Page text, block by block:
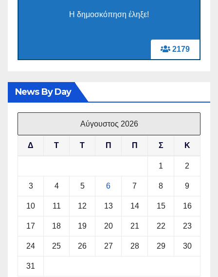
2179
Η δημοσκόπηση έληξε!
News By Day
Αύγουστος 2026
Δ Τ Τ Π Π Σ Κ
1 2
3 4 5 6 7 8 9
10 11 12 13 14 15 16
17 18 19 20 21 22 23
24 25 26 27 28 29 30
31